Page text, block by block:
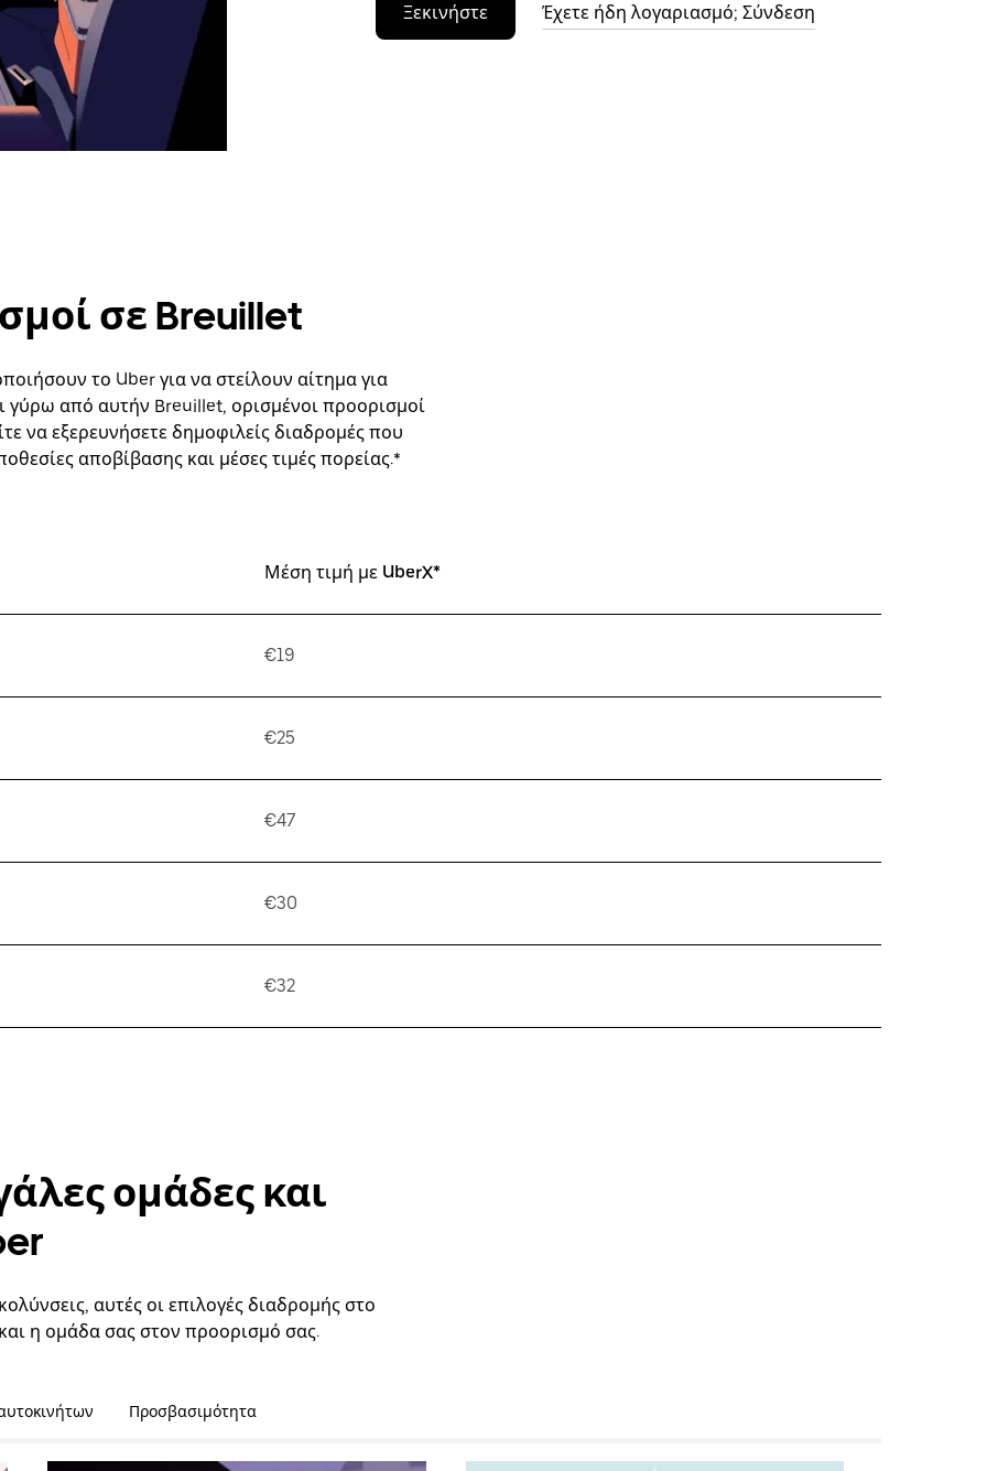
Ξεκινήστε Έχετε ήδη λογαριασμό; Σύνδεση
σε Breuillet
το Uber για να στείλουν αίτημα για
από αυτήν Breuillet, ορισμένοι προορισμοί
να εξερευνήσετε δημοφιλείς διαδρομές που
αποβίβασης και μέσες τιμές πορείας.*
Μέση τιμή με UberX*
€19
€25
€47
€30
€32
ομάδες και
αυτές οι επιλογές διαδρομής στο
η ομάδα σας στον προορισμό σας.
Προσβασιμότητα